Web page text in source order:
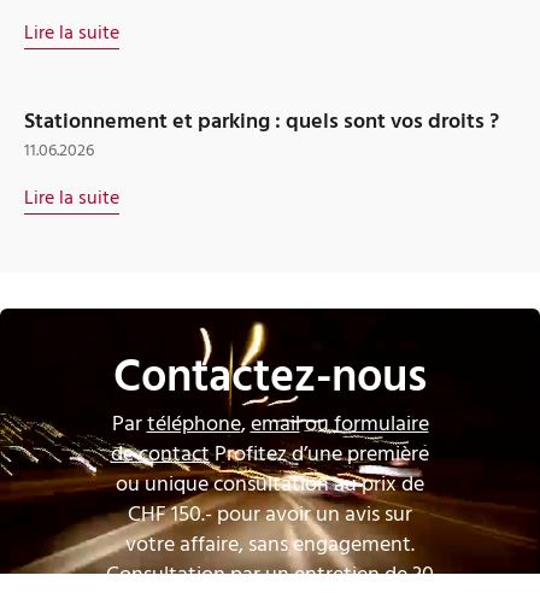
Lire la suite
Stationnement et parking : quels sont vos droits ?
11.06.2026
Lire la suite
Contactez-nous
Partéléphone,emailouformulaire
de contactProfitez d’une première
ou unique consultation au prix de
CHF 150.- pour avoir un avis sur
votre affaire, sans engagement.
Consultation par un entretien de 30